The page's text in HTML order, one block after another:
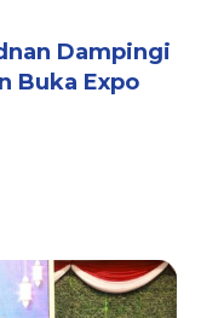
Dampingi
Buka Expo